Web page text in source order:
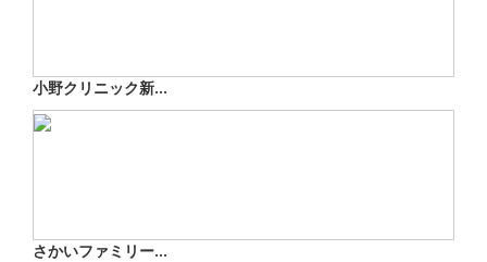
小野クリニック新...
さかいファミリー...